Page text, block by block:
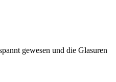
gewesen und die Glasuren